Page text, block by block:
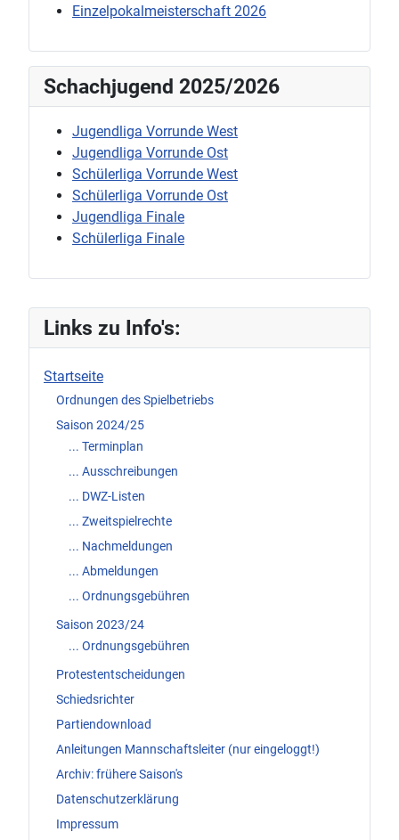
Links zu Info's:
Startseite
Ordnungen des Spielbetriebs
Saison 2024/25
... Terminplan
... Ausschreibungen
... DWZ-Listen
... Zweitspielrechte
... Nachmeldungen
... Abmeldungen
... Ordnungsgebühren
Saison 2023/24
... Ordnungsgebühren
Protestentscheidungen
Schiedsrichter
Partiendownload
Anleitungen Mannschaftsleiter (nur eingeloggt!)
Archiv: frühere Saison's
Datenschutzerklärung
Impressum
Einzelpokalmeisterschaft 2026
Schachjugend 2025/2026
Jugendliga Vorrunde West
Jugendliga Vorrunde Ost
Schülerliga Vorrunde West
Schülerliga Vorrunde Ost
Jugendliga Finale
Schülerliga Finale